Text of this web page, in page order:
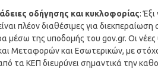
οδήγησης και κυκλοφορίας:
πλέον διαθέσιμες για
της υποδομής του gov.gr. Οι νέες
Μεταφορών και Εσωτερικών, με
τα ΚΕΠ διευρύνει σημαντικά την